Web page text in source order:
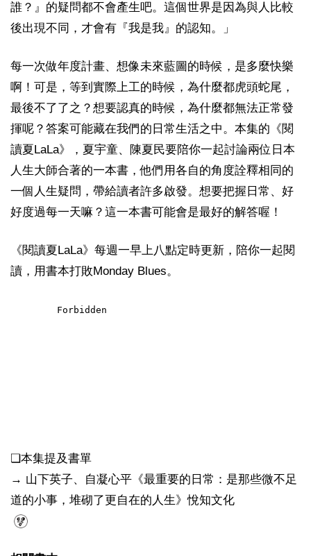
誰？』的疑問都不會產生吧。這個世界是因為與人比較
後出現不同，才會有『我是我』的認知。」
每一次做年度計畫、想像未來藍圖的時候，是多麼快樂
啊！可是，等到實際上工的時候，為什麼都虎頭蛇尾，
最後不了了之？想要認真的時候，為什麼都無法正常發
揮呢？答案可能藏在我們的日常生活之中。本集的《閱
讀夏LaLa》，夏宇童、陳夏民要陪你一起討論兩位日本
人生大師合著的一本書，他們用各自的角度詮釋相同的
一個人生疑問，帶給讀者許多啟發。想要把握日常、好
好度過每一天嘛？這一本書可能會是最好的解答喔！
《閱讀夏LaLa》每週一早上八點定時更新，陪你一起閱
讀，用書本打敗Monday Blues。
❏本集提及書單
→ 山下英子、自凝心平《最重要的日常：是那些微不足
道的小事，堆砌了更自在的人生》悅知文化